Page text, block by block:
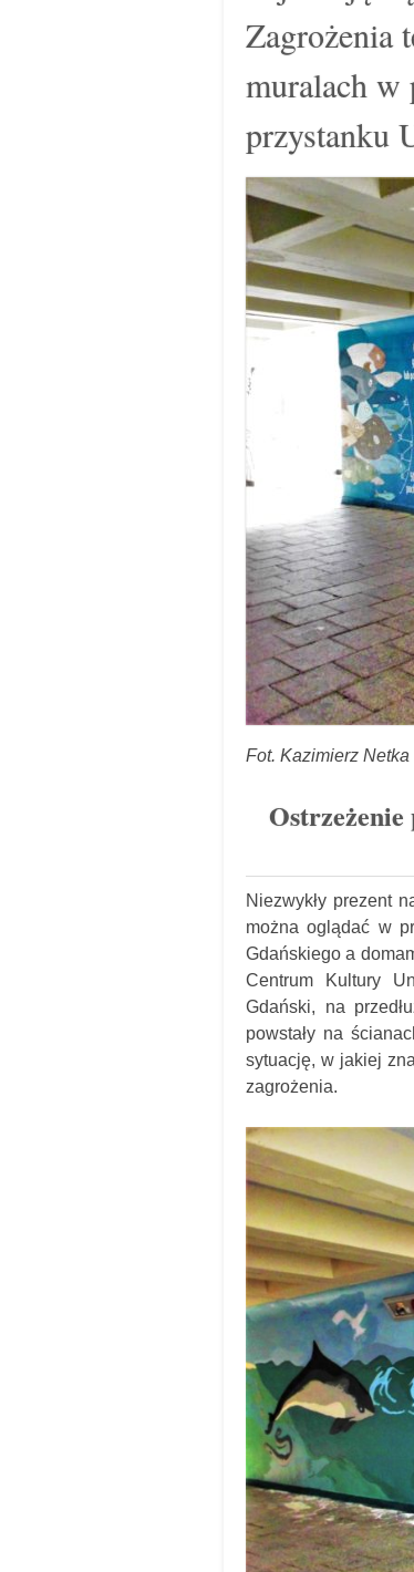
Zagrożenia
muralach w
przystanku
Fot. Kazimierz Netka
Niezwykły prezent
można oglądać w
Gdańskiego a
Centrum Kultury
Gdański, na
powstały na
sytuację, w jakiej
zagrożenia.